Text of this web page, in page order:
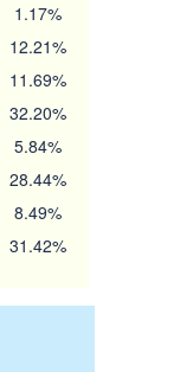
1.17%
12.21%
11.69%
32.20%
5.84%
28.44%
8.49%
31.42%